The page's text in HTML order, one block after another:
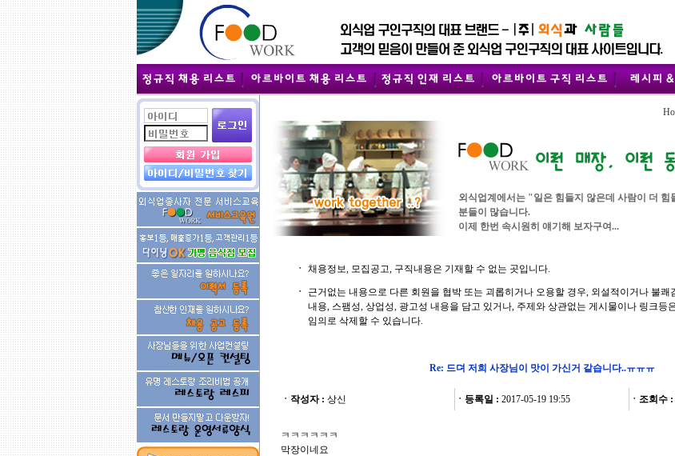
외식업계에서는 "일은 힘들지 않은데 사람이 더 힘
분들이 많습니다.
이제 한번 속시원히 얘기해 보자구여...
ㆍ 채용정보, 모집공고, 구직내용은 기재할 수 없는 곳입니다.
ㆍ
근거없는 내용으로 다른 회원을 협박 또는 괴롭히거나 오용할 경우, 외설적이거나 불쾌
내용, 스팸성, 상업성, 광고성 내용을 담고 있거나, 주제와 상관없는 게시물이나 링크등
임의로 삭제할 수 있습니다.
Re: 드뎌 저희 사장님이 맛이 가신거 같습니다..ㅠㅠㅠ
ㆍ작성자 : 상신 ㆍ등록일 : 2017-05-19 19:55 ㆍ조회수 :
ㅋㅋㅋㅋㅋㅋ
막장이네요